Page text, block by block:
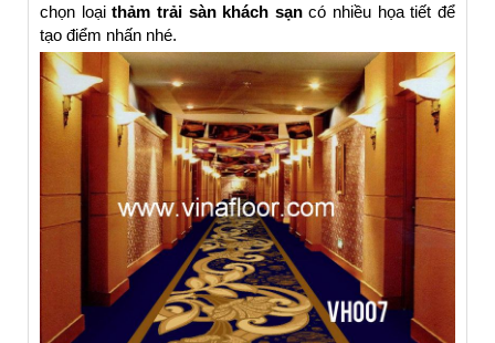
chọn loạithảm trải sàn khách sạncó nhiều họa tiết để
tạo điểm nhấn nhé.